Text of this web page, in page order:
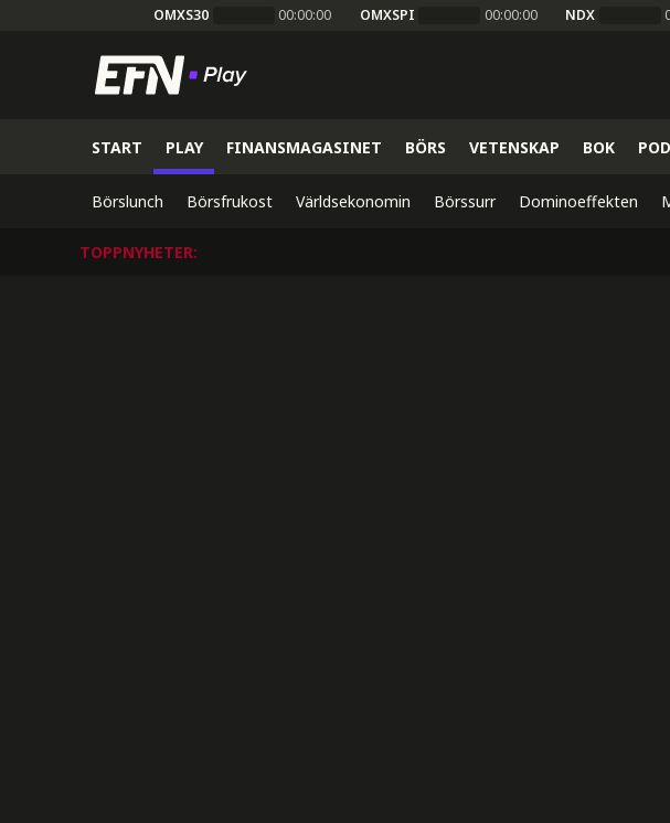
OMXS30 00:00:00 OMXSPI 00:00:00 NDX
START PLAY FINANSMAGASINET BÖRS VETENSKAP BOK
Börslunch Börsfrukost Världsekonomin Börssurr Dominoeffekten
TOPPNYHETER: